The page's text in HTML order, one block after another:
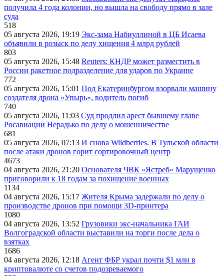
получила 4 года колонии, но вышла на свободу прямо в зале
суда
518
05 августа 2026, 19:19 Экс-зама Набиуллиной в ЦБ Исаева
объявили в розыск по делу хищения 4 млрд рублей
803
05 августа 2026, 15:48 Reuters: КНДР может разместить в
России ракетное подразделение для ударов по Украине
772
05 августа 2026, 15:01 Под Екатеринбургом взорвали машину
создателя дрона «Упырь», водитель погиб
740
05 августа 2026, 11:03 Суд продлил арест бывшему главе
Росавиации Нерадько по делу о мошенничестве
681
05 августа 2026, 07:13 И снова Wildberries. В Тульской области
после атаки дронов горит сортировочный центр
4673
04 августа 2026, 21:20 Основателя ЧВК «Ястреб» Марущенко
приговорили к 18 годам за похищение военных
1134
04 августа 2026, 15:17 Жителя Крыма задержали по делу о
производстве дронов при помощи 3D‑принтера
1080
04 августа 2026, 13:52 Грузовики экс-начальника ГАИ
Волгоградской области выставили на торги после дела о
взятках
1686
04 августа 2026, 12:18 Агент ФБР украл почти $1 млн в
криптовалюте со счетов подозреваемого